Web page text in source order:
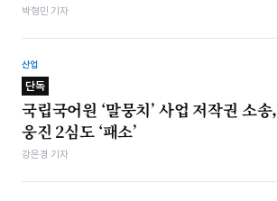
박형민 기자
산업
단독
국립국어원 ‘말뭉치’ 사업 저작권 소송,
웅진 2심도 ‘패소’
강은경 기자